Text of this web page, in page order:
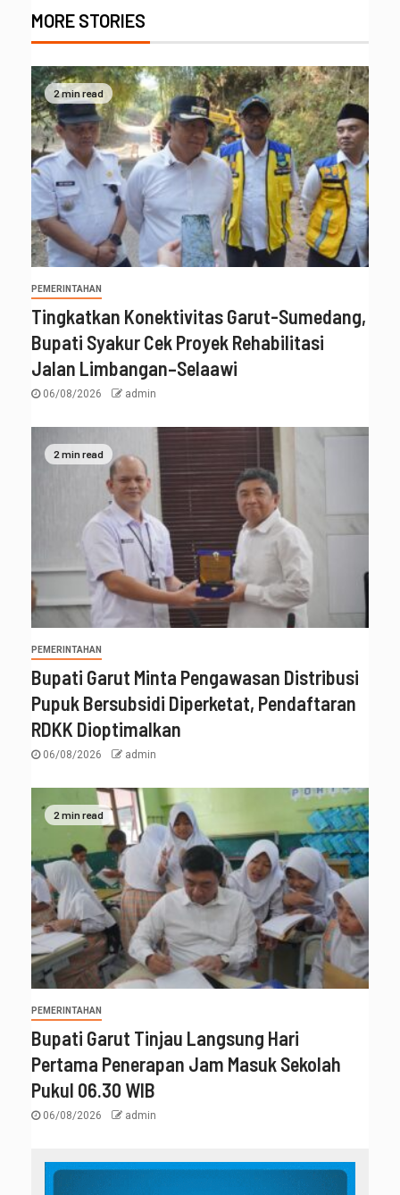
MORE STORIES
2 min read
PEMERINTAHAN
Tingkatkan Konektivitas Garut-Sumedang,
Bupati Syakur Cek Proyek Rehabilitasi
Jalan Limbangan–Selaawi
06/08/2026 admin
2 min read
PEMERINTAHAN
Bupati Garut Minta Pengawasan Distribusi
Pupuk Bersubsidi Diperketat, Pendaftaran
RDKK Dioptimalkan
06/08/2026 admin
2 min read
PEMERINTAHAN
Bupati Garut Tinjau Langsung Hari
Pertama Penerapan Jam Masuk Sekolah
Pukul 06.30 WIB
06/08/2026 admin